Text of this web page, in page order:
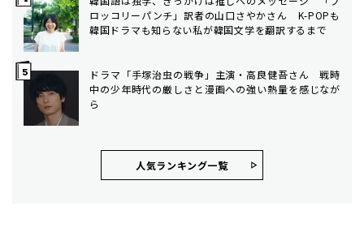
ロッコリーパンチ」訳者の山口さやかさん K-POPも
韓国ドラマも知らない私が韓国文学を翻訳するまで
ドラマ「手塚治虫の戦争」主演・高良健吾さん 戦時
中の少年時代の厳しさと漫画への強い熱量を感じなが
ら
人気ランキング⼀覧